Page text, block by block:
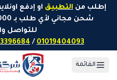
تخطَّ إلى المحتوى
إطلب من التطبيق
للتواصل
01019404093
/
القائمة